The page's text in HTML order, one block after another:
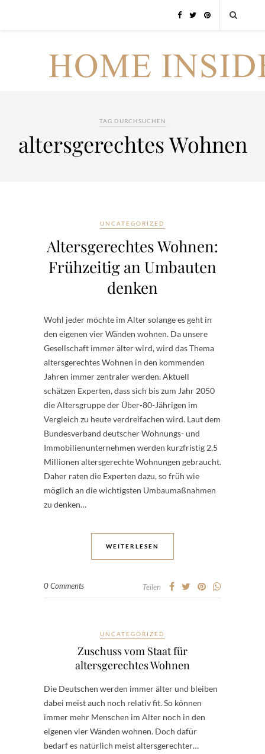
TAG DURCHSUCHEN
altersgerechtes Wohnen
UNCATEGORIZED
Altersgerechtes Wohnen:
Frühzeitig an Umbauten
denken
Wohl jeder möchte im Alter solange es geht in
den eigenen vier Wänden wohnen. Da unsere
Gesellschaft immer älter wird, wird das Thema
altersgerechtes Wohnen in den kommenden
Jahren immer zentraler werden. Aktuell
schätzen Experten, dass sich bis zum Jahr 2050
die Altersgruppe der Über-80-Jährigen im
Vergleich zu heute verdreifachen wird. Laut dem
Bundesverband deutscher Wohnungs- und
Immobilienunternehmen werden kurzfristig 2,5
Millionen altersgerechte Wohnungen gebraucht.
Daher raten die Experten dazu, so früh wie
möglich an die wichtigsten Umbaumaßnahmen
zu denken…
WEITERLESEN
0 Comments Teilen
UNCATEGORIZED
Zuschuss vom Staat für
altersgerechtes Wohnen
Die Deutschen werden immer älter und bleiben
dabei meist auch noch relativ fit. So können
immer mehr Menschen im Alter noch in den
eigenen vier Wänden wohnen. Doch dafür
bedarf es natürlich meist altersgerechter…